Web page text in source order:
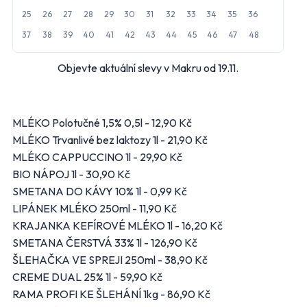
25
26 27 28 29 30 31 32 33 34 35
36
37
38 39 40 41 42 43 44 45 46 47 48
Objevte aktuální slevy v Makru od 19.11.
MLÉKO Polotučné 1,5% 0,5l - 12,90 Kč
MLÉKO Trvanlivé bez laktozy 1l - 21,90 Kč
MLÉKO CAPPUCCINO 1l - 29,90 Kč
BIO NÁPOJ 1l - 30,90 Kč
SMETANA DO KÁVY 10% 1l - 0,99 Kč
LIPÁNEK MLÉKO 250ml - 11,90 Kč
KRAJANKA KEFÍROVÉ MLÉKO 1l - 16,20 Kč
SMETANA ČERSTVÁ 33% 1l - 126,90 Kč
ŠLEHAČKA VE SPREJI 250ml - 38,90 Kč
CREME DUAL 25% 1l - 59,90 Kč
RAMA PROFI KE ŠLEHÁNÍ 1kg - 86,90 Kč
Další obchody podle kategorií
Bydlení, zahrada
Drogerie, kosmetika
Sport
Pro děti, hračky
Lékárny
Auto moto
Ostatní supermarkety